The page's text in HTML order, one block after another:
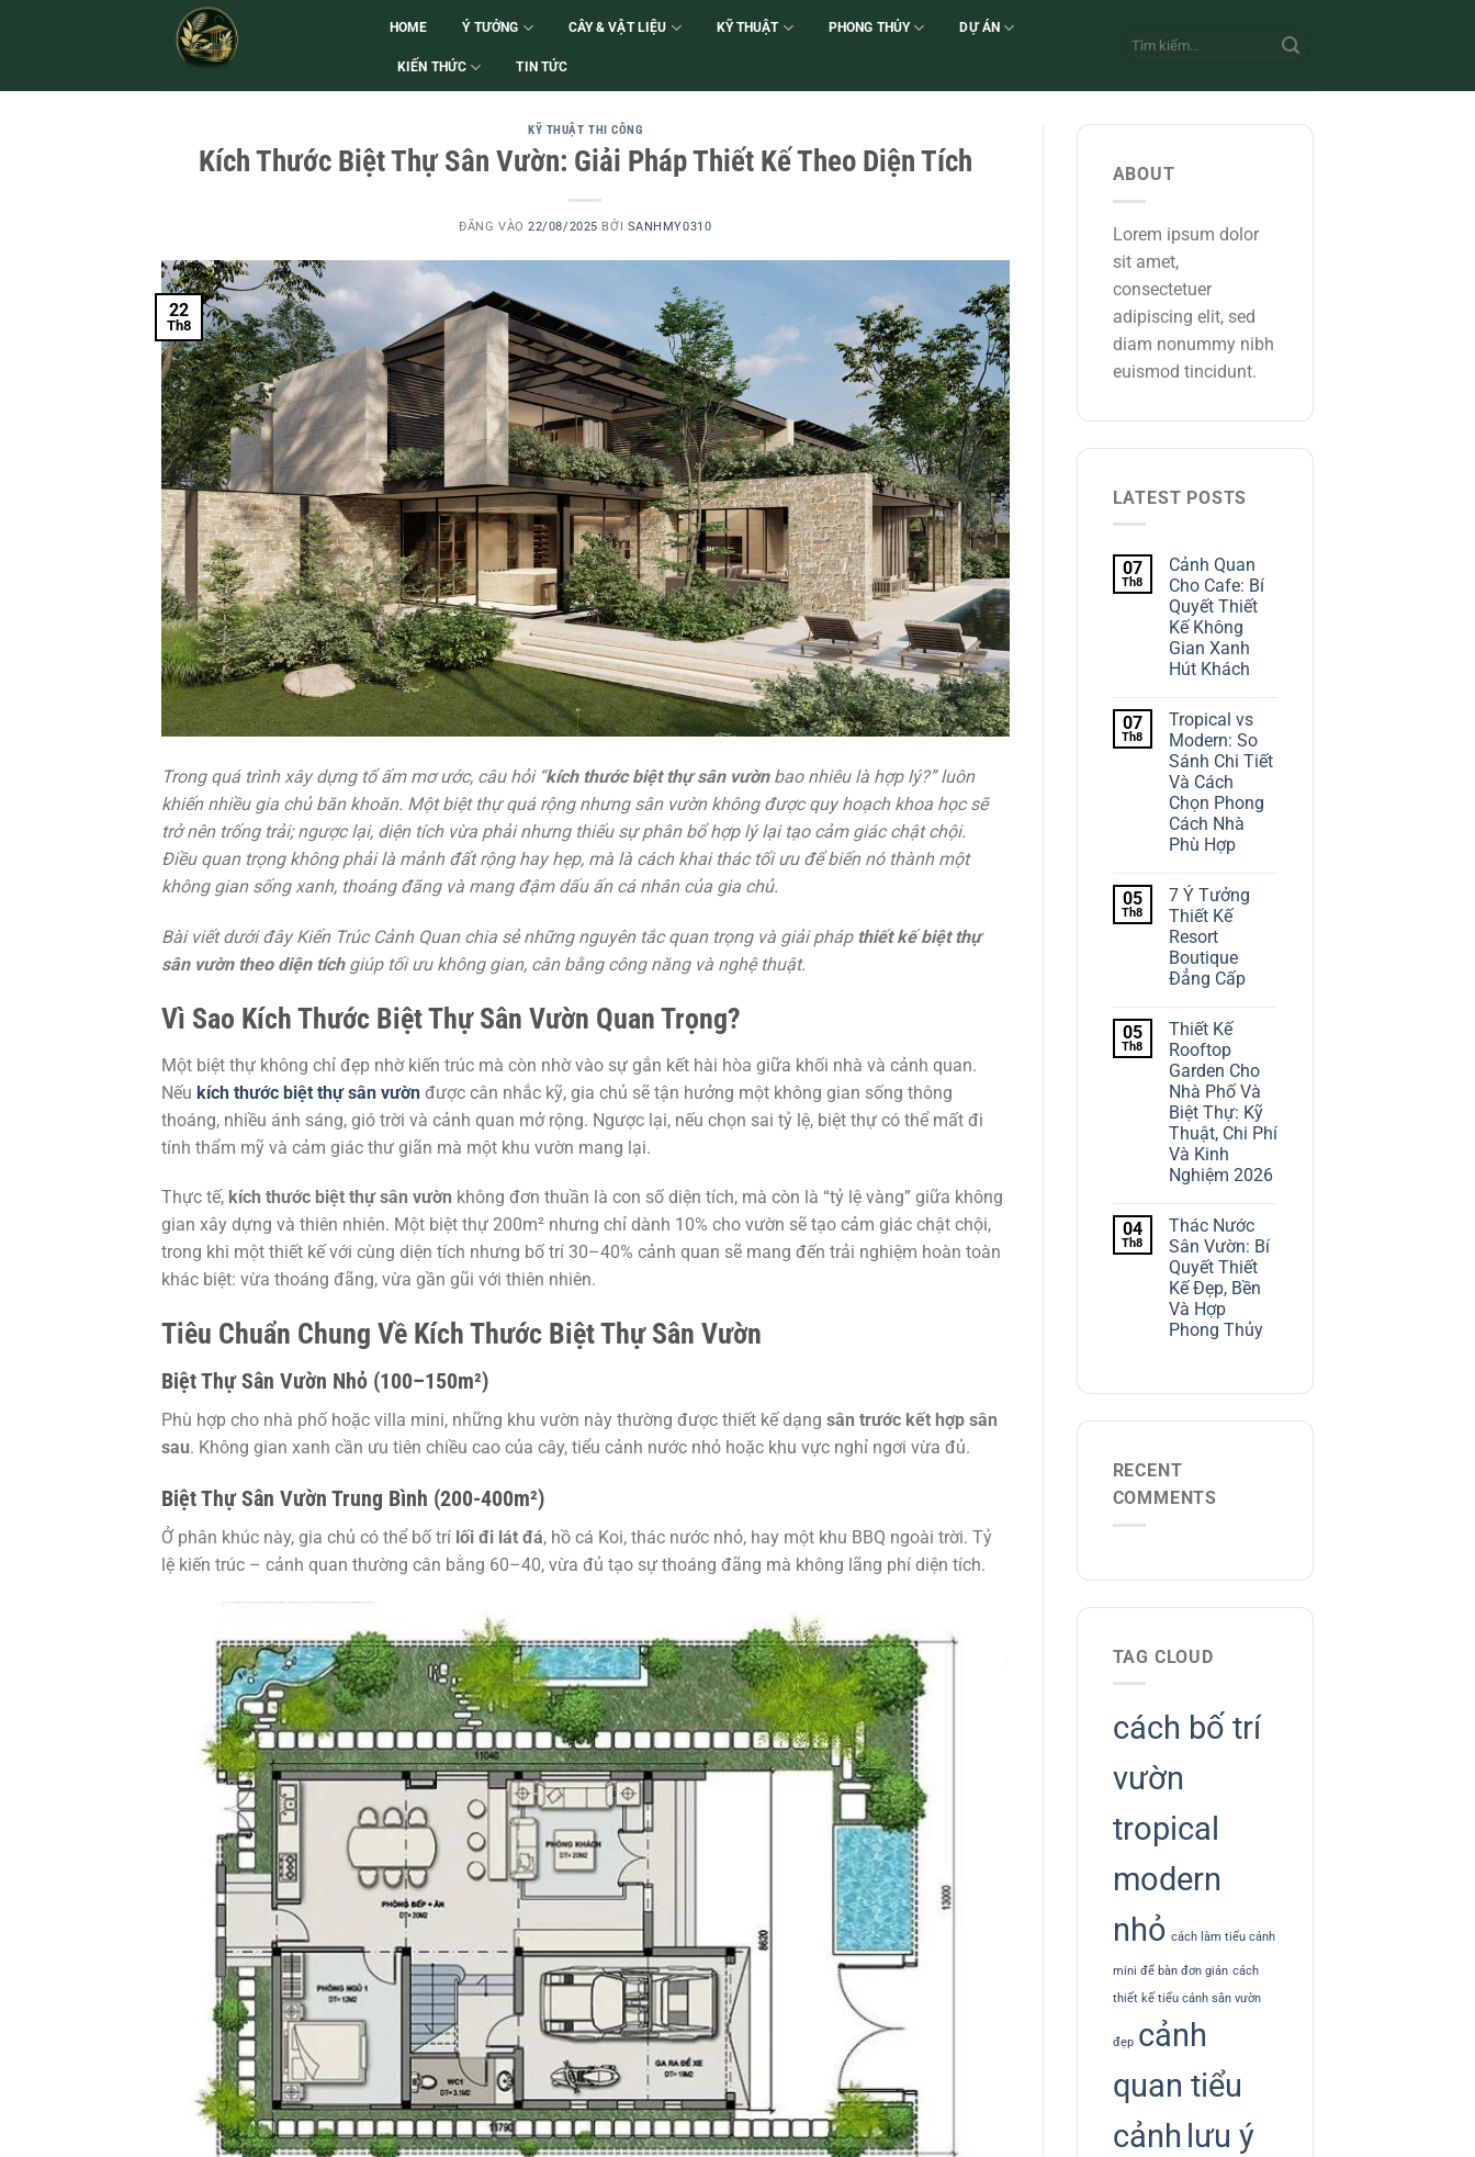
HOME Ý TƯỞNG CÂY & VẬT LIỆU KỸ THUẬT PHONG THỦY DỰ ÁN
KIẾN THỨC TIN TỨC
KỸ THUẬT THI CÔNG
Kích Thước Biệt Thự Sân Vườn: Giải Pháp Thiết Kế Theo Diện Tích
ĐĂNG VÀO22/08/2025 BỞI SANHMY0310
22
Th8
Trong quá trình xây dựng tổ ấm mơ ước, câu hỏi “kích thước biệt thự sân vườnbao nhiêu là hợp lý?” luôn
khiến nhiều gia chủ băn khoăn. Một biệt thự quá rộng nhưng sân vườn không được quy hoạch khoa học sẽ
trở nên trống trải; ngược lại, diện tích vừa phải nhưng thiếu sự phân bổ hợp lý lại tạo cảm giác chật chội.
Điều quan trọng không phải là mảnh đất rộng hay hẹp, mà là cách khai thác tối ưu để biến nó thành một
không gian sống xanh, thoáng đãng và mang đậm dấu ấn cá nhân của gia chủ.
Bài viết dưới đây Kiến Trúc Cảnh Quan chia sẻ những nguyên tắc quan trọng và giải pháp thiết kế biệt thự
sân vườn theo diện tíchgiúp tối ưu không gian, cân bằng công năng và nghệ thuật.
Vì Sao Kích Thước Biệt Thự Sân Vườn Quan Trọng?
Một biệt thự không chỉ đẹp nhờ kiến trúc mà còn nhờ vào sự gắn kết hài hòa giữa khối nhà và cảnh quan.
Nếu kích thước biệt thự sân vườn được cân nhắc kỹ, gia chủ sẽ tận hưởng một không gian sống thông
thoáng, nhiều ánh sáng, gió trời và cảnh quan mở rộng. Ngược lại, nếu chọn sai tỷ lệ, biệt thự có thể mất đi
tính thẩm mỹ và cảm giác thư giãn mà một khu vườn mang lại.
Thực tế, kích thước biệt thự sân vườn không đơn thuần là con số diện tích, mà còn là “tỷ lệ vàng” giữa không
gian xây dựng và thiên nhiên. Một biệt thự 200m² nhưng chỉ dành 10% cho vườn sẽ tạo cảm giác chật chội,
trong khi một thiết kế với cùng diện tích nhưng bố trí 30–40% cảnh quan sẽ mang đến trải nghiệm hoàn toàn
khác biệt: vừa thoáng đãng, vừa gần gũi với thiên nhiên.
Tiêu Chuẩn Chung Về Kích Thước Biệt Thự Sân Vườn
Biệt Thự Sân Vườn Nhỏ (100–150m²)
Phù hợp cho nhà phố hoặc villa mini, những khu vườn này thường được thiết kế dạng sân trước kết hợp sân
sau. Không gian xanh cần ưu tiên chiều cao của cây, tiểu cảnh nước nhỏ hoặc khu vực nghỉ ngơi vừa đủ.
Biệt Thự Sân Vườn Trung Bình (200-400m²)
Ở phân khúc này, gia chủ có thể bố trí lối đi lát đá, hồ cá Koi, thác nước nhỏ, hay một khu BBQ ngoài trời. Tỷ
lệ kiến trúc – cảnh quan thường cân bằng 60–40, vừa đủ tạo sự thoáng đãng mà không lãng phí diện tích.
ABOUT
Lorem ipsum dolor
sit amet,
consectetuer
adipiscing elit, sed
diam nonummy nibh
euismod tincidunt.
LATEST POSTS
07
Th8
Cảnh Quan
Cho Cafe: Bí
Quyết Thiết
Kế Không
Gian Xanh
Hút Khách
07
Th8
Tropical vs
Modern: So
Sánh Chi Tiết
Và Cách
Chọn Phong
Cách Nhà
Phù Hợp
05
Th8
7 Ý Tưởng
Thiết Kế
Resort
Boutique
Đẳng Cấp
05
Th8
Thiết Kế
Rooftop
Garden Cho
Nhà Phố Và
Biệt Thự: Kỹ
Thuật, Chi Phí
Và Kinh
Nghiệm 2026
04
Th8
Thác Nước
Sân Vườn: Bí
Quyết Thiết
Kế Đẹp, Bền
Và Hợp
Phong Thủy
RECENT
COMMENTS
TAG CLOUD
cách bố trí
vườn
tropical
modern
nhỏ cách làm tiểu cảnh
mini để bàn đơn giản cách
thiết kế tiểu cảnh sân vườn
đẹp cảnh
quan tiểu
cảnh lưu ý